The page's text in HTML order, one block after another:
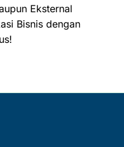
Eksternal
Bisnis dengan